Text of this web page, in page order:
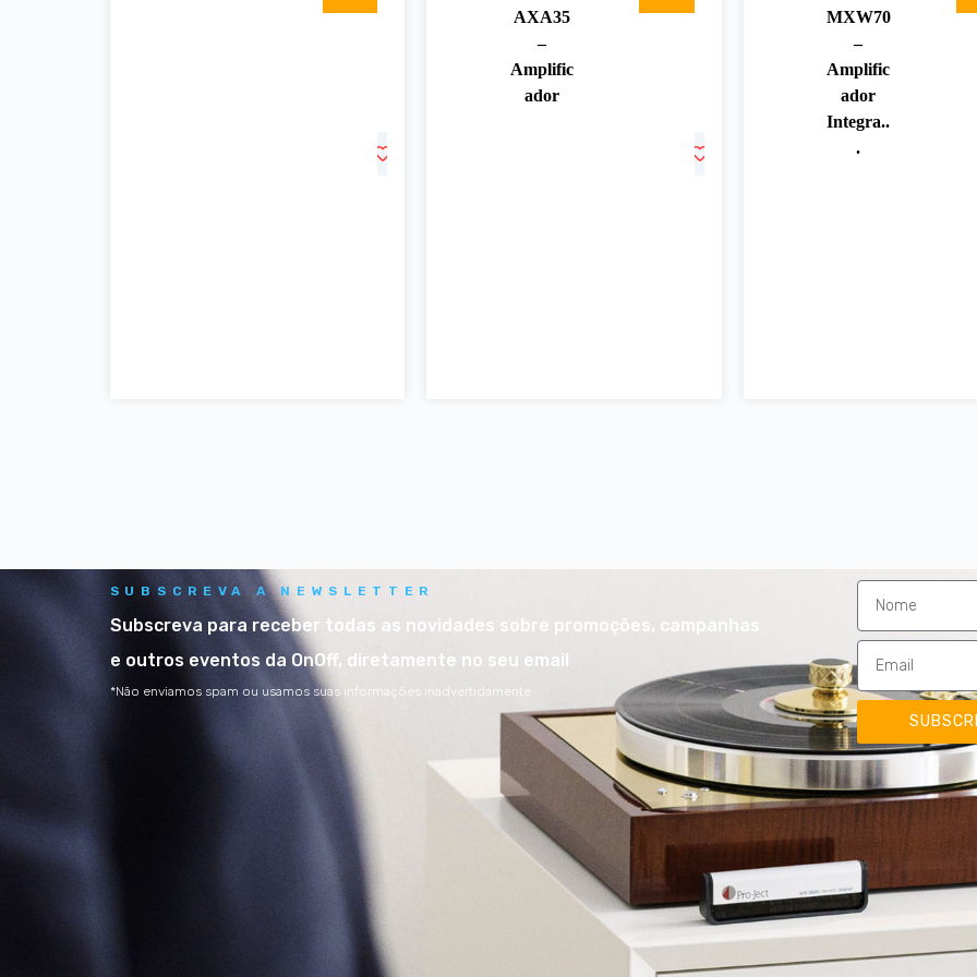
AXA35
–
Amplific
ador
MXW70
–
Amplific
ador
Integra..
.
SUBSCREVA A NEWSLETTER
Subscreva para receber todas as novidades sobre promoções, campanhas
e outros eventos da OnOff, diretamente no seu email
*Não enviamos spam ou usamos suas informações inadvertidamente